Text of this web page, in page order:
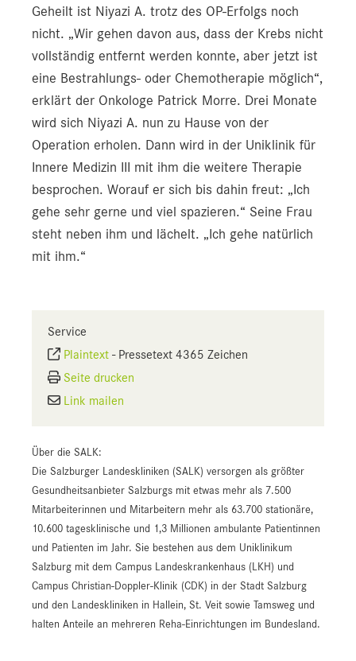
Geheilt ist Niyazi A. trotz des OP-Erfolgs noch
nicht. „Wir gehen davon aus, dass der Krebs nicht
vollständig entfernt werden konnte, aber jetzt ist
eine Bestrahlungs- oder Chemotherapie möglich“,
erklärt der Onkologe Patrick Morre. Drei Monate
wird sich Niyazi A. nun zu Hause von der
Operation erholen. Dann wird in der Uniklinik für
Innere Medizin III mit ihm die weitere Therapie
besprochen. Worauf er sich bis dahin freut: „Ich
gehe sehr gerne und viel spazieren.“ Seine Frau
steht neben ihm und lächelt. „Ich gehe natürlich
mit ihm.“
Service
Plaintext - Pressetext 4365 Zeichen
Seite drucken
Link mailen
Über die SALK:
Die Salzburger Landeskliniken (SALK) versorgen als größter
Gesundheitsanbieter Salzburgs mit etwas mehr als 7.500
Mitarbeiterinnen und Mitarbeitern mehr als 63.700 stationäre,
10.600 tagesklinische und 1,3 Millionen ambulante Patientinnen
und Patienten im Jahr. Sie bestehen aus dem Uniklinikum
Salzburg mit dem Campus Landeskrankenhaus (LKH) und
Campus Christian-Doppler-Klinik (CDK) in der Stadt Salzburg
und den Landeskliniken in Hallein, St. Veit sowie Tamsweg und
halten Anteile an mehreren Reha-Einrichtungen im Bundesland.